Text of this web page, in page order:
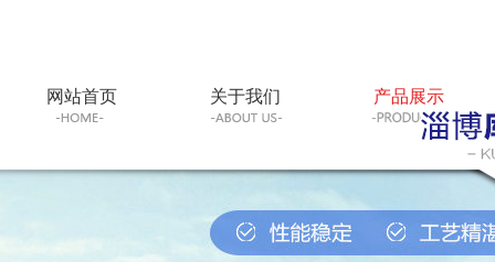
网站首页 关于我们 产品展示